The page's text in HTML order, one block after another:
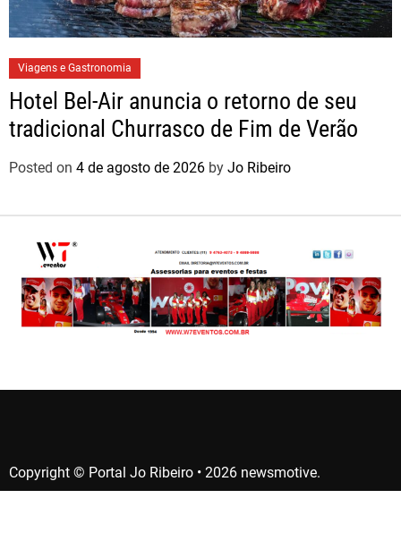
Viagens e Gastronomia
Hotel Bel-Air anuncia o retorno de seu
tradicional Churrasco de Fim de Verão
Posted on 4 de agosto de 2026 by Jo Ribeiro
Copyright © Portal Jo Ribeiro • 2026 newsmotive.